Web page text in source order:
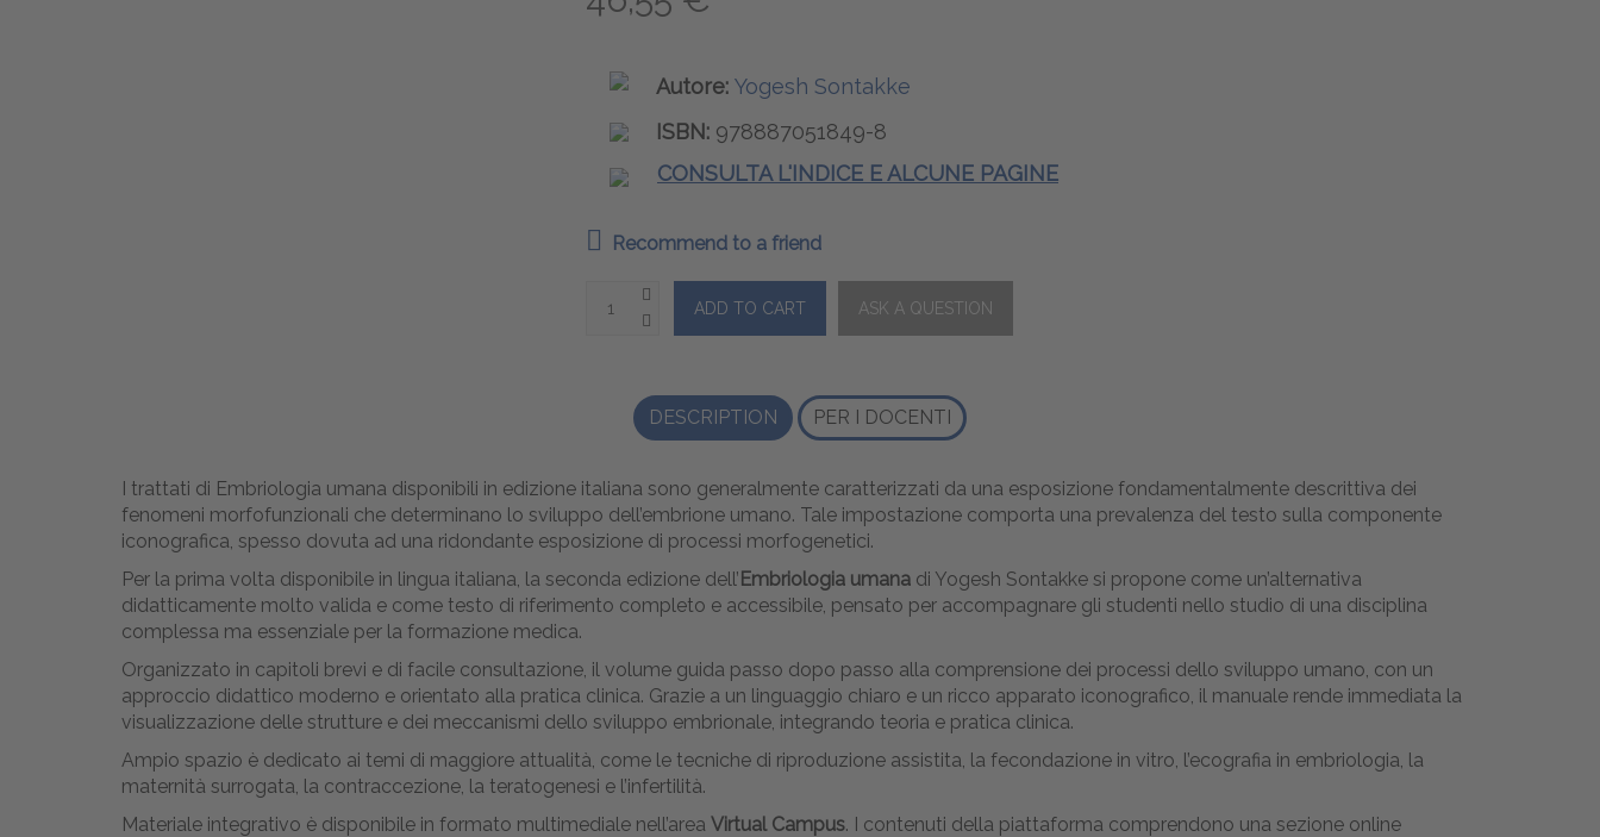
Autore: Yogesh Sontakke
ISBN: 978887051849-8
CONSULTA L'INDICE E ALCUNE PAGINE
Recommend to a friend
DESCRIPTION PER I DOCENTI
I trattati di Embriologia umana disponibili in edizione italiana sono generalmente caratterizzati da una esposizione fondamentalmente descrittiva dei
fenomeni morfofunzionali che determinano lo sviluppo dell’embrione umano. Tale impostazione comporta una prevalenza del testo sulla componente
iconografica, spesso dovuta ad una ridondante esposizione di processi morfogenetici.
Per la prima volta disponibile in lingua italiana, la seconda edizione dell’ Embriologia umana di Yogesh Sontakke si propone come un’alternativa
didatticamente molto valida e come testo di riferimento completo e accessibile, pensato per accompagnare gli studenti nello studio di una disciplina
complessa ma essenziale per la formazione medica.
Organizzato in capitoli brevi e di facile consultazione, il volume guida passo dopo passo alla comprensione dei processi dello sviluppo umano, con un
approccio didattico moderno e orientato alla pratica clinica. Grazie a un linguaggio chiaro e un ricco apparato iconografico, il manuale rende immediata la
visualizzazione delle strutture e dei meccanismi dello sviluppo embrionale, integrando teoria e pratica clinica.
Ampio spazio è dedicato ai temi di maggiore attualità, come le tecniche di riproduzione assistita, la fecondazione in vitro, l’ecografia in embriologia, la
maternità surrogata, la contraccezione, la teratogenesi e l’infertilità.
Materiale integrativo è disponibile in formato multimediale nell’area Virtual Campus. I contenuti della piattaforma comprendono una sezione online